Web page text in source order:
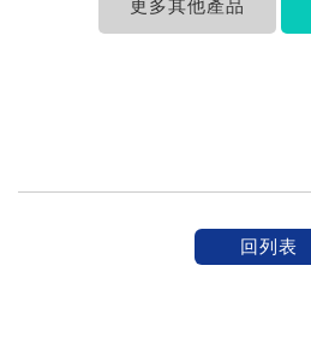
更多其他產品
回列表